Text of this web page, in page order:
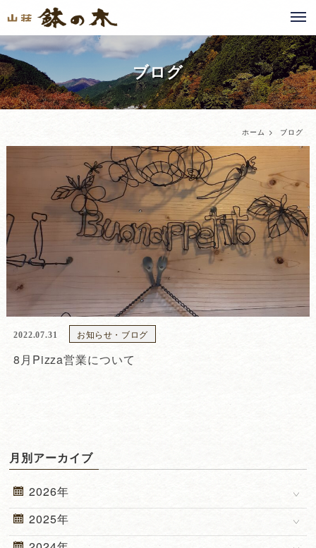
ブログ
ホーム ブログ
2022.07.31 お知らせ・ブログ
8月Pizza営業について
月別アーカイブ
2026年
2025年